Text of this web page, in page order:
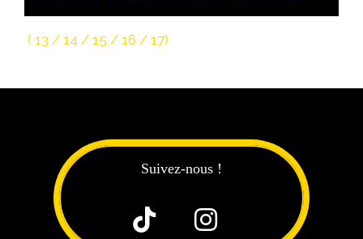
( 13 / 14 / 15 / 16 / 17)
Suivez-nous !
 